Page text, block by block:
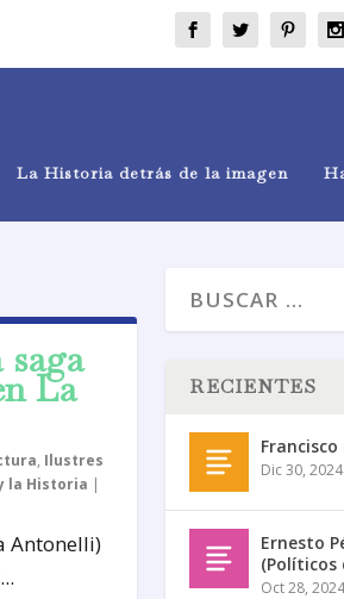
La Historia detrás de la imagen
La
, Ilustres
la Historia |
Antonelli)
RECIENTES
Francisco
Dic 30, 2024
Ernesto
(Políticos
Oct 28,